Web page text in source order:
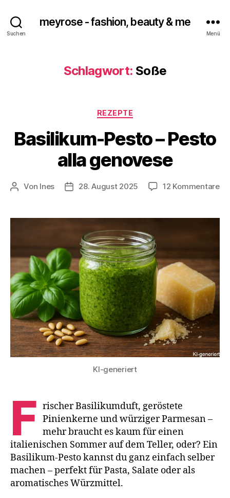
Suchen
meyrose - fashion, beauty & me
Menü
Schlagwort: Soße
Kategorien
REZEPTE
Basilikum-Pesto – Pesto
alla genovese
Beitragsautor
Von Ines Veröffentlichungsdatum
28. August 2025 12 Kommentarezu
–
KI-generiert
F rischer Basilikumduft, geröstete
Pinienkerne und würziger Parmesan –
mehr braucht es kaum für einen
italienischen Sommer auf dem Teller, oder? Ein
Basilikum-Pesto kannst du ganz einfach selber
machen – perfekt für Pasta, Salate oder als
aromatisches Würzmittel.